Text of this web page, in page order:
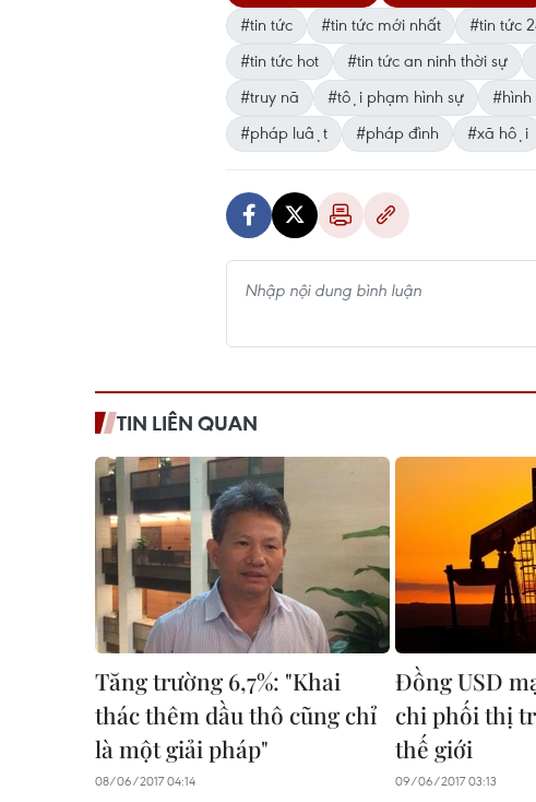
#tin tức
#tin tức mới nhất #tin tức
#tin tức hot
#tin tức an ninh thời sự
#truy nã
#tội phạm hình sự #hình
#pháp luật
#pháp đình #xã hội
TIN LIÊN QUAN
Tăng trường 6,7%: "Khai
thác thêm dầu thô cũng chỉ
là một giải pháp"
08/06/2017 04:14
Đồng USD
chi phối thị
thế giới
09/06/2017 03:13